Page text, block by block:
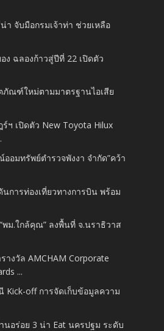
า จับมือกรมเจ้าท่า ช่วยเหลือ
ง ฉลองก้าวสู่ปีที่ 22 เปิดตัว
ภัณฑ์ใหม่ตามมาตรฐานไอเสีย
ฯ เปิดตัว New Toyota Hilux
ออมทรัพย์ตำรวจพังงา จำกัด”คว้า
การท่องเที่ยวทางการบิน พร้อม
พม.ใกล้คุณ” ลงพื้นที่ จ.นราธิวาส
างวัล AMCHAM Corporate
...
Kick-off การจัดเก็บข้อมูลความ
นอร่อย 3 น่า Eat นครปฐม ระดับ